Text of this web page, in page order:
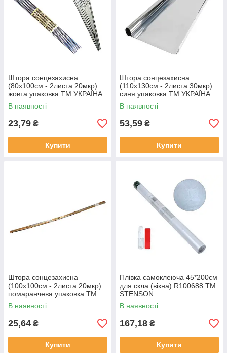
Штора сонцезахисна
(80х100см - 2листа 20мкр)
жовта упаковка ТМ УКРАЇНА
Solmir
В наявності
23,79 ₴
Купити
Штора сонцезахисна
(110х130см - 2листа 30мкр)
синя упаковка ТМ УКРАЇНА
Solmir
В наявності
53,59 ₴
Купити
Штора сонцезахисна
(100х100см - 2листа 20мкр)
помаранчева упаковка ТМ
УКРАЇНА
В наявності
25,64 ₴
Купити
Плівка самоклеюча 45*200см
для скла (вікна) R100688 ТМ
STENSON
В наявності
167,18 ₴
Купити